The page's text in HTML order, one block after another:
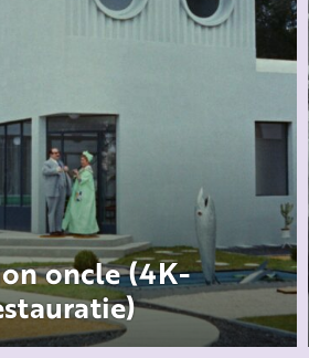
oncle (4K-
Oncle speelt zich af